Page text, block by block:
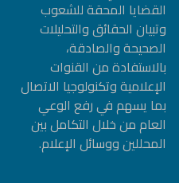
القضايا المحقة للشعوب
وتبيان الحقائق والتحليلات
الصحيحة والصادقة،
بالاستفادة من القنوات
الإعلامية وتكنولوجيا الاتصال
بما يسهم في رفع الوعي
العام من خلال التكامل بين
المحللين ووسائل الإعلام.